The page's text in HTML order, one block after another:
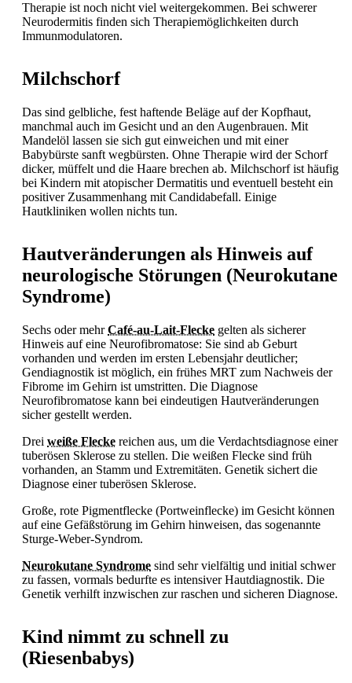
Therapie ist noch nicht viel weitergekommen. Bei schwerer
Neurodermitis finden sich Therapiemöglichkeiten durch
Immunmodulatoren.
Milchschorf
Das sind gelbliche, fest haftende Beläge auf der Kopfhaut,
manchmal auch im Gesicht und an den Augenbrauen. Mit
Mandelöl lassen sie sich gut einweichen und mit einer
Babybürste sanft wegbürsten. Ohne Therapie wird der Schorf
dicker, müffelt und die Haare brechen ab. Milchschorf ist häufig
bei Kindern mit atopischer Dermatitis und eventuell besteht ein
positiver Zusammenhang mit Candidabefall. Einige
Hautkliniken wollen nichts tun.
Hautveränderungen als Hinweis auf
neurologische Störungen (Neurokutane
Syndrome)
Sechs oder mehrCafé-au-Lait-Flecke gelten als sicherer
Hinweis auf eine Neurofibromatose: Sie sind ab Geburt
vorhanden und werden im ersten Lebensjahr deutlicher;
Gendiagnostik ist möglich, ein frühes MRT zum Nachweis der
Fibrome im Gehirn ist umstritten. Die Diagnose
Neurofibromatose kann bei eindeutigen Hautveränderungen
sicher gestellt werden.
Drei weiße Flecke reichen aus, um die Verdachtsdiagnose einer
tuberösen Sklerose zu stellen. Die weißen Flecke sind früh
vorhanden, an Stamm und Extremitäten. Genetik sichert die
Diagnose einer tuberösen Sklerose.
Große, rote Pigmentflecke (Portweinflecke) im Gesicht können
auf eine Gefäßstörung im Gehirn hinweisen, das sogenannte
Sturge-Weber-Syndrom.
Neurokutane Syndrome sind sehr vielfältig und initial schwer
zu fassen, vormals bedurfte es intensiver Hautdiagnostik. Die
Genetik verhilft inzwischen zur raschen und sicheren Diagnose.
Kind nimmt zu schnell zu
(Riesenbabys)